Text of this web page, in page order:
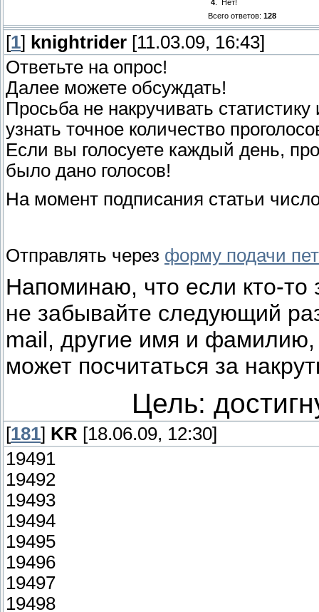
4.
Нет!
Всего ответов: 128
[1] knightrider [11.03.09, 16:43]
Ответьте на опрос!
Далее можете обсуждать!
Просьба не накручивать
узнать точное количество
Если вы голосуете каждый день,
было дано голосов!
На момент подписания статьи
Отправлять через форму подачи
Напоминаю, что если кто-то
не забывайте следующий
mail, другие имя и фамилию,
может посчитаться за
Цель:
[181] KR [18.06.09, 12:30]
19491
19492
19493
19494
19495
19496
19497
19498